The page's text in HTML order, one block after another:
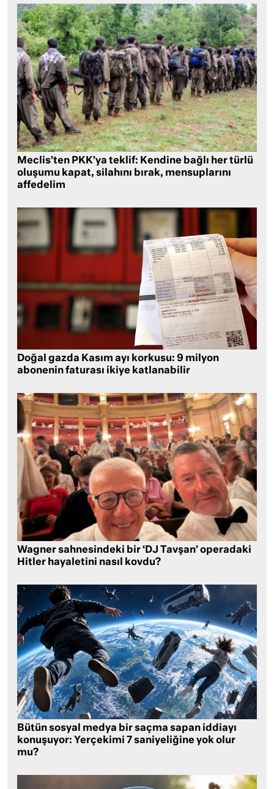
Meclis’ten PKK’ya teklif: Kendine bağlı her türlü
oluşumu kapat, silahını bırak, mensuplarını
affedelim
Doğal gazda Kasım ayı korkusu: 9 milyon
abonenin faturası ikiye katlanabilir
Wagner sahnesindeki bir ‘DJ Tavşan’ operadaki
Hitler hayaletini nasıl kovdu?
Bütün sosyal medya bir saçma sapan iddiayı
konuşuyor: Yerçekimi 7 saniyeliğine yok olur
mu?